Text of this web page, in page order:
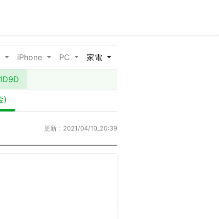
iPhone PC 家電
)
更新：2021/04/10_20:39